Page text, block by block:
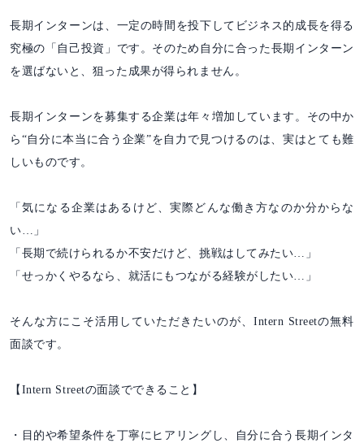
長期インターンは、一定の時間を投下してビジネス的成長を得る
究極の「自己投資」です。そのため自分に合った長期インターン
を選ばないと、狙った成果が得られません。
長期インターンを募集する企業は年々増加しています。その中か
ら“自分に本当に合う企業”を自力で見つけるのは、実はとても難
しいものです。
「気になる企業はあるけど、実際どんな働き方なのか分からな
い…」
「長期で続けられるか不安だけど、挑戦はしてみたい…」
「せっかくやるなら、就活にもつながる経験がしたい…」
そんな方にこそ活用していただきたいのが、Intern Streetの無料
面談です。
【Intern Streetの面談でできること】
・目的や希望条件を丁寧にヒアリングし、自分に合う長期インタ